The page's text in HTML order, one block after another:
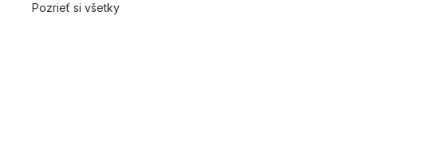
Pozrieť si všetky